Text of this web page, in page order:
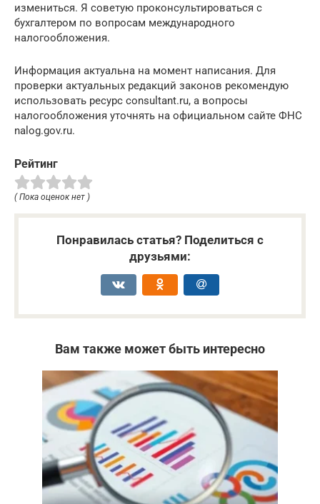
измениться. Я советую проконсультироваться с
бухгалтером по вопросам международного
налогообложения.
Информация актуальна на момент написания. Для
проверки актуальных редакций законов рекомендую
использовать ресурс consultant.ru, а вопросы
налогообложения уточнять на официальном сайте ФНС
nalog.gov.ru.
Рейтинг
( Пока оценок нет )
Понравилась статья? Поделиться с
друзьями:
Вам также может быть интересно